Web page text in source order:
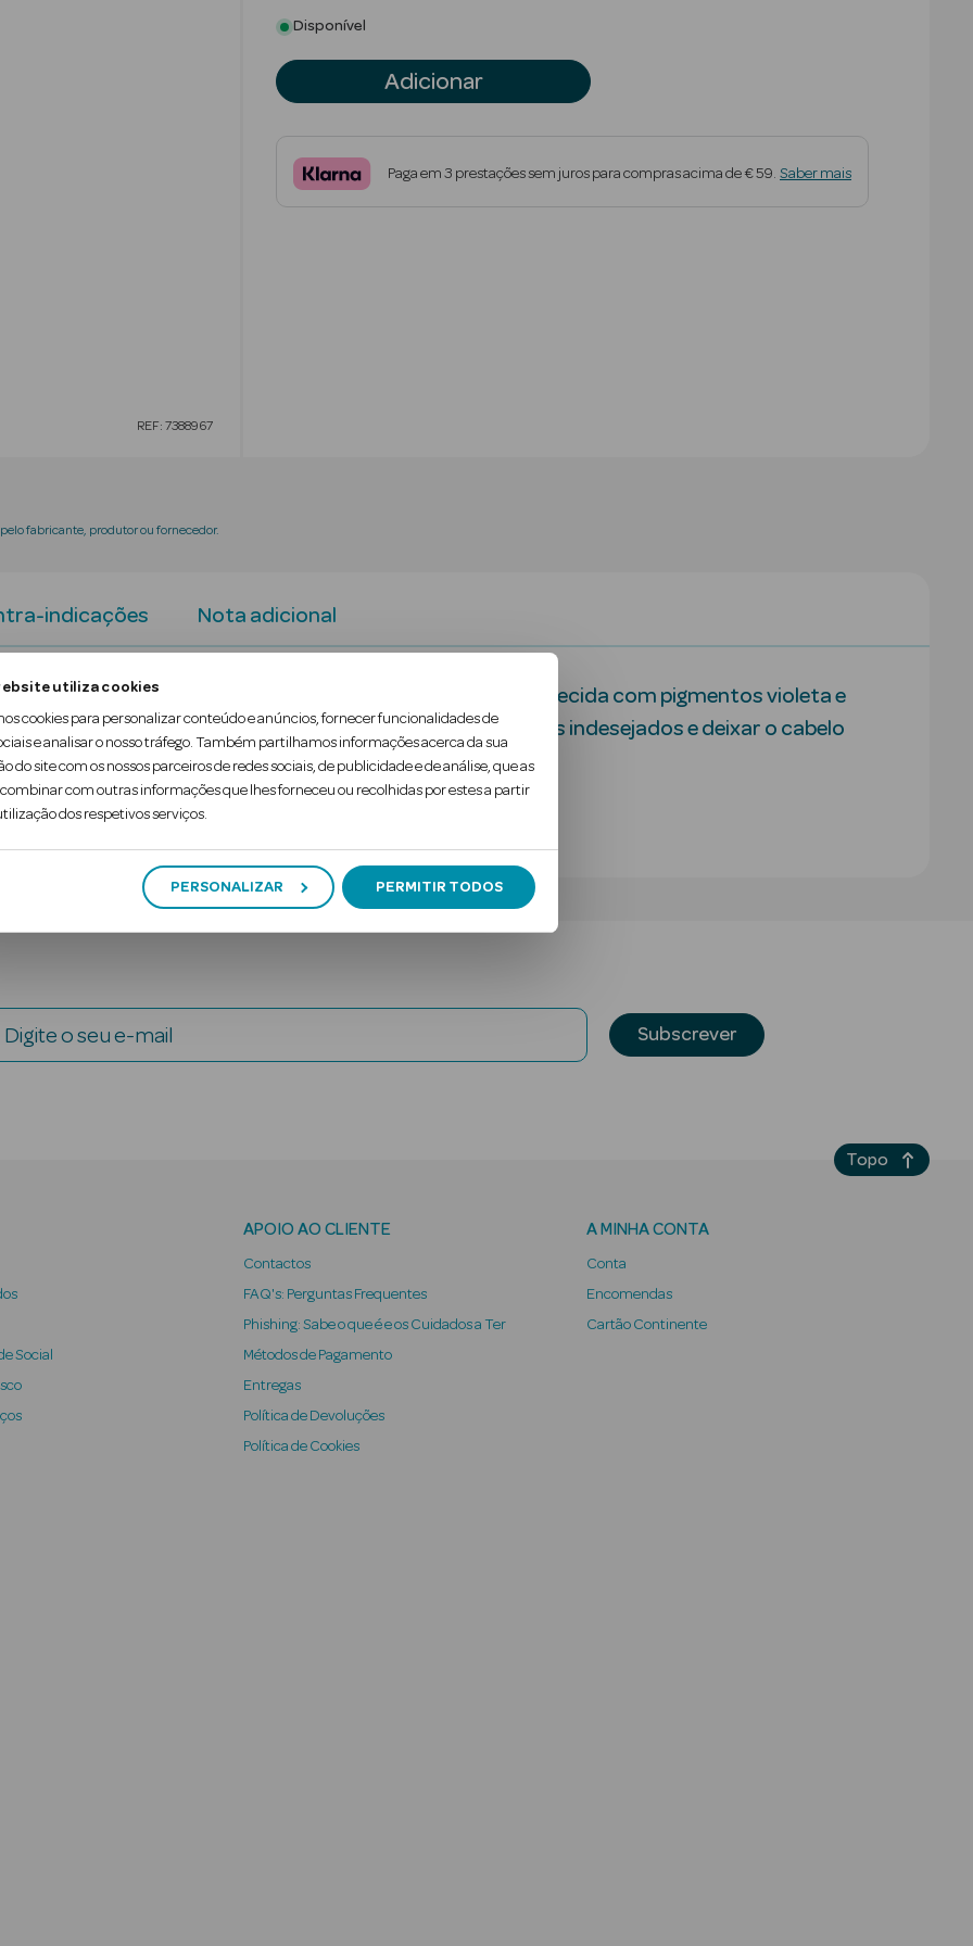
utiliza cookies
cookies para personalizar conteúdo e anúncios, fornecer funcionalidades de
e analisar o nosso tráfego. Também partilhamos informações acerca da sua
do site com os nossos parceiros de redes sociais, de publicidade e de análise, que as
com outras informações que lhes forneceu ou recolhidas por estes a partir
dos respetivos serviços.
PERSONALIZAR PERMITIR TODOS
REF: 7388967
Disponível
Adicionar
Paga em 3 prestações sem juros para compras acima de € 59. Saber mais
fabricante, produtor ou fornecedor.
indicações Nota adicional
iluminador para cabelo grisalho e branco. Fórmula enriquecida com pigmentos violeta e
o amarelecimento para neutralizar os tons amarelos indesejados e deixar o cabelo
Digite o seu e-mail Subscrever
Social
APOIO AO CLIENTE
Contactos
FAQ's: Perguntas Frequentes
Phishing: Sabe o que é e os Cuidados a Ter
Métodos de Pagamento
Entregas
Política de Devoluções
Política de Cookies
A MINHA CONTA
Conta
Encomendas
Cartão Continente
Topo